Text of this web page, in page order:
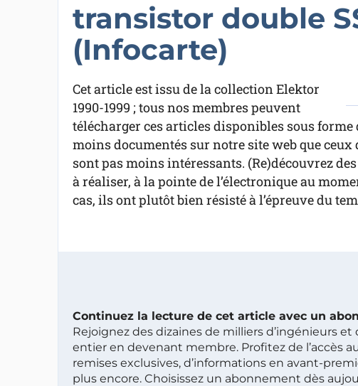
transistor double
(Infocarte)
Cet article est issu de la collection Elektor
1990-1999 ; tous nos membres peuvent
télécharger ces articles disponibles sous forme
moins documentés sur notre site web que ceux
sont pas moins intéressants. (Re)découvrez
à réaliser, à la pointe de l’électronique au
cas, ils ont plutôt bien résisté à l’épreuve du
Continuez la lecture de cet article avec un
Rejoignez des dizaines de milliers d’ingénieurs
entier en devenant membre. Profitez de l’accès
remises exclusives, d’informations en avant-
plus encore. Choisissez un abonnement dès